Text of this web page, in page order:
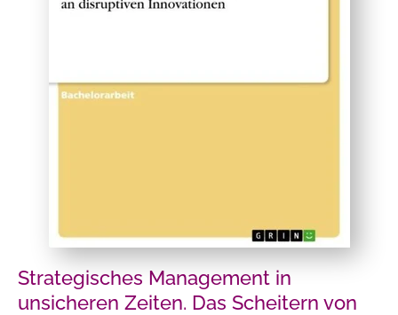
Strategisches Management in
unsicheren Zeiten. Das Scheitern von